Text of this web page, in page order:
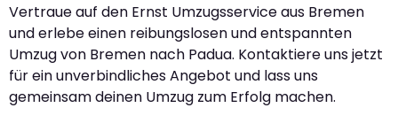
Vertraue auf den Ernst Umzugsservice aus Bremen
und erlebe einen reibungslosen und entspannten
Umzug von Bremen nach Padua. Kontaktiere uns jetzt
für ein unverbindliches Angebot und lass uns
gemeinsam deinen Umzug zum Erfolg machen.